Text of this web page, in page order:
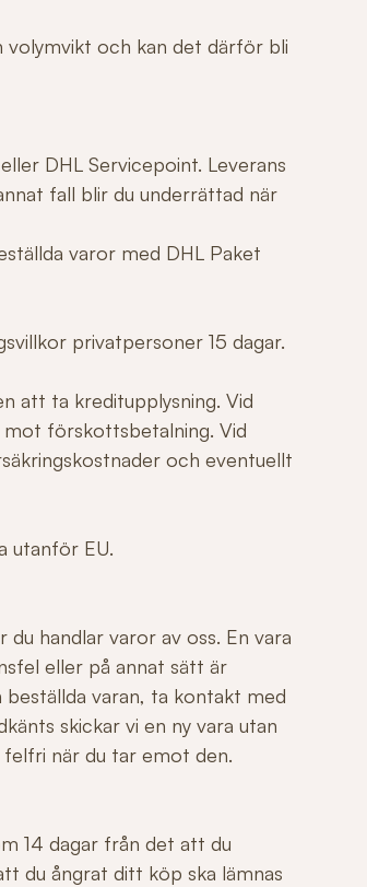
volymvikt och kan det därför bli
DHL Servicepoint. Leverans
fall blir du underrättad när
varor med DHL Paket
privatpersoner 15 dagar.
att ta kreditupplysning. Vid
mot förskottsbetalning. Vid
och eventuellt
utanför EU.
handlar varor av oss. En vara
eller på annat sätt är
varan, ta kontakt med
skickar vi en ny vara utan
när du tar emot den.
14 dagar från det att du
du ångrat ditt köp ska lämnas